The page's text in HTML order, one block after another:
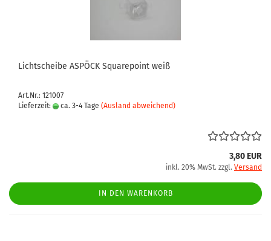
Lichtscheibe ASPÖCK Squarepoint weiß
Art.Nr.: 121007
Lieferzeit:
ca. 3-4 Tage (Ausland abweichend)
3,80 EUR
inkl. 20% MwSt. zzgl. Versand
IN DEN WARENKORB